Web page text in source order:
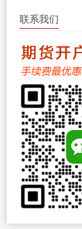
联系我们